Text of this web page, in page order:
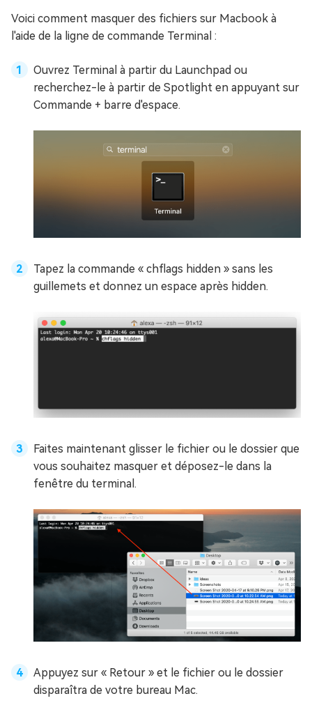
Voici comment masquer des fichiers sur Macbook à
l'aide de la ligne de commande Terminal :
Ouvrez Terminal à partir du Launchpad ou
recherchez-le à partir de Spotlight en appuyant sur
Commande + barre d'espace.
Tapez la commande « chflags hidden » sans les
guillemets et donnez un espace après hidden.
Faites maintenant glisser le fichier ou le dossier que
vous souhaitez masquer et déposez-le dans la
fenêtre du terminal.
Appuyez sur « Retour » et le fichier ou le dossier
disparaîtra de votre bureau Mac.